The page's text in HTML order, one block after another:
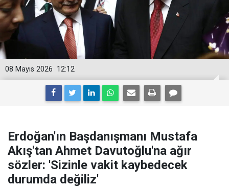
12:12
08 Mayıs 2026
Erdoğan'ın Başdanışmanı Mustafa
Akış'tan Ahmet Davutoğlu'na ağır
sözler: 'Sizinle vakit kaybedecek
durumda değiliz'